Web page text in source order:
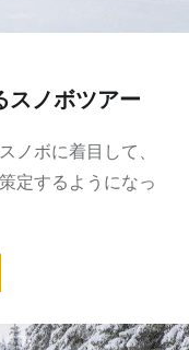
スノボツアー
ノボに着目して、
定するようになっ